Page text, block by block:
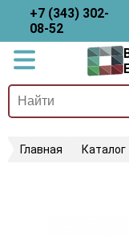
+7 (343) 302-
08-52
Главная Каталог